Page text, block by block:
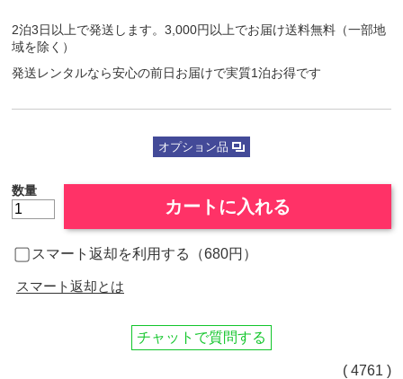
2泊3日以上で発送します。3,000円以上でお届け送料無料（一部地
域を除く）
発送レンタルなら安心の前日お届けで実質1泊お得です
オプション品
数量
カートに入れる
スマート返却を利用する（680円）
スマート返却とは
チャットで質問する
( 4761 )